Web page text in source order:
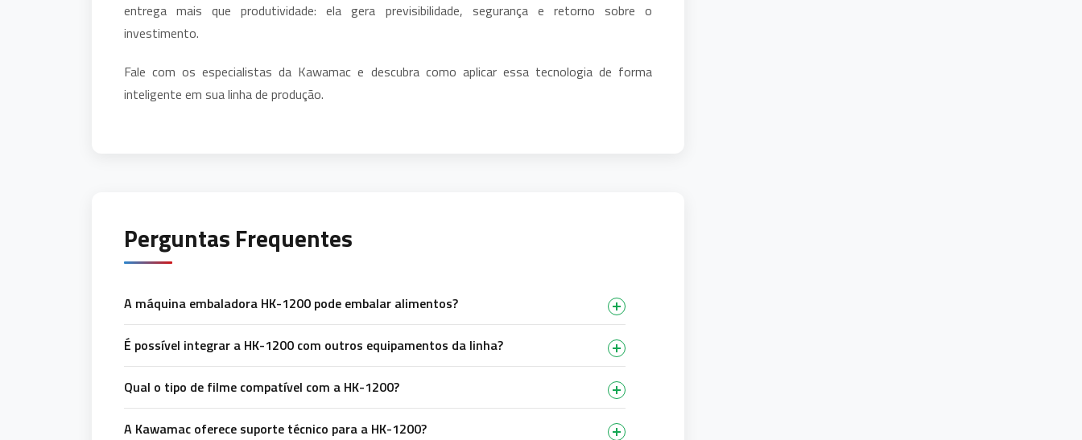
entrega mais que produtividade: ela gera previsibilidade, segurança e retorno sobre o
investimento.
Fale com os especialistas da Kawamac e descubra como aplicar essa tecnologia de forma
inteligente em sua linha de produção.
Perguntas Frequentes
A máquina embaladora HK-1200 pode embalar alimentos?
É possível integrar a HK-1200 com outros equipamentos da linha?
Qual o tipo de filme compatível com a HK-1200?
A Kawamac oferece suporte técnico para a HK-1200?